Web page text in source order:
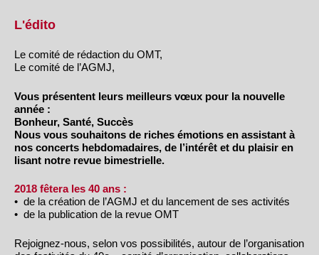
L'édito
Le comité de rédaction du OMT,
Le comité de l’AGMJ,
Vous présentent leurs meilleurs vœux pour la nouvelle
année :
Bonheur, Santé, Succès
Nous vous souhaitons de riches émotions en assistant à
nos concerts hebdomadaires, de l’intérêt et du plaisir en
lisant notre revue bimestrielle.
2018 fêtera les 40 ans :
• de la création de l’AGMJ et du lancement de ses activités
• de la publication de la revue OMT
Rejoignez-nous, selon vos possibilités, autour de l’organisation